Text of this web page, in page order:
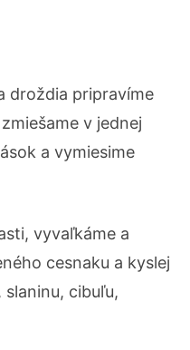
droždia pripravíme
v jednej
a vymiesime
vyvaľkáme a
cesnaku a kyslej
slaninu, cibuľu,